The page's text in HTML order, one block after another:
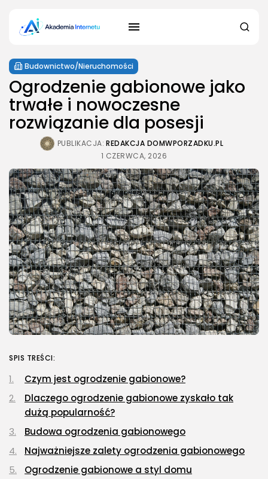
Budownictwo/Nieruchomości
Ogrodzenie gabionowe jako
trwałe i nowoczesne
rozwiązanie dla posesji
PUBLIKACJA: REDAKCJA DOMWPORZADKU.PL
1 CZERWCA, 2026
SPIS TREŚCI:
Czym jest ogrodzenie gabionowe?
Dlaczego ogrodzenie gabionowe zyskało tak
dużą popularność?
Budowa ogrodzenia gabionowego
Najważniejsze zalety ogrodzenia gabionowego
Ogrodzenie gabionowe a styl domu